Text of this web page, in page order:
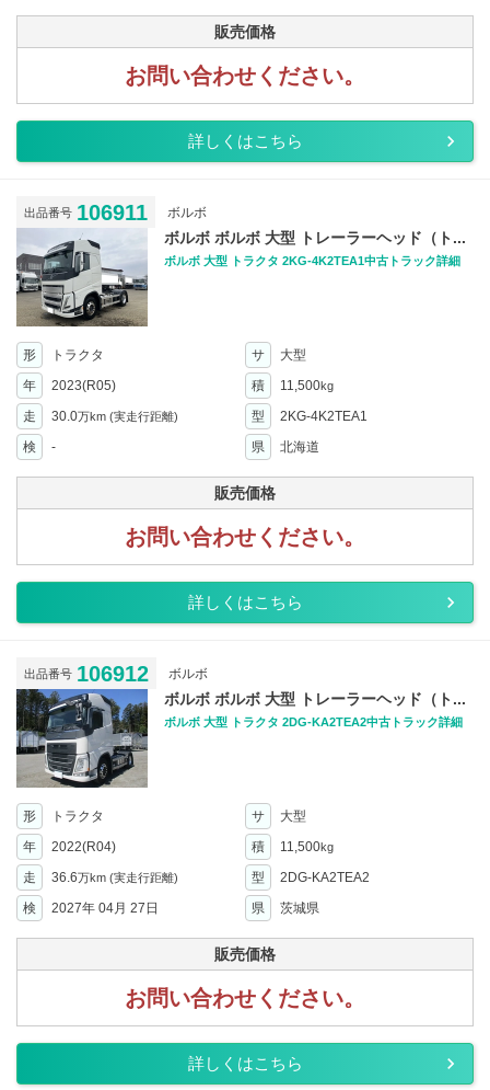
販売価格
お問い合わせください。
詳しくはこちら
出品番号 106911 ボルボ
ボルボ ボルボ 大型 トレーラーヘッド（ト...
ボルボ 大型 トラクタ 2KG-4K2TEA1中古トラック詳細
形 トラクタ サ
大型
年
2023(R05) 積 11,500kg
走 30.0万km (実走行距離) 型
2KG-4K2TEA1
検
- 県 北海道
販売価格
お問い合わせください。
詳しくはこちら
出品番号 106912 ボルボ
ボルボ ボルボ 大型 トレーラーヘッド（ト...
ボルボ 大型 トラクタ 2DG-KA2TEA2中古トラック詳細
形 トラクタ サ
大型
年
2022(R04) 積 11,500kg
走 36.6万km (実走行距離) 型
2DG-KA2TEA2
検
2027年 04月 27日 県 茨城県
販売価格
お問い合わせください。
詳しくはこちら